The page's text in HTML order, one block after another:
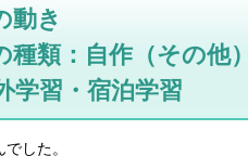
動き
種類：自作（その他
学習・宿泊学習
した。